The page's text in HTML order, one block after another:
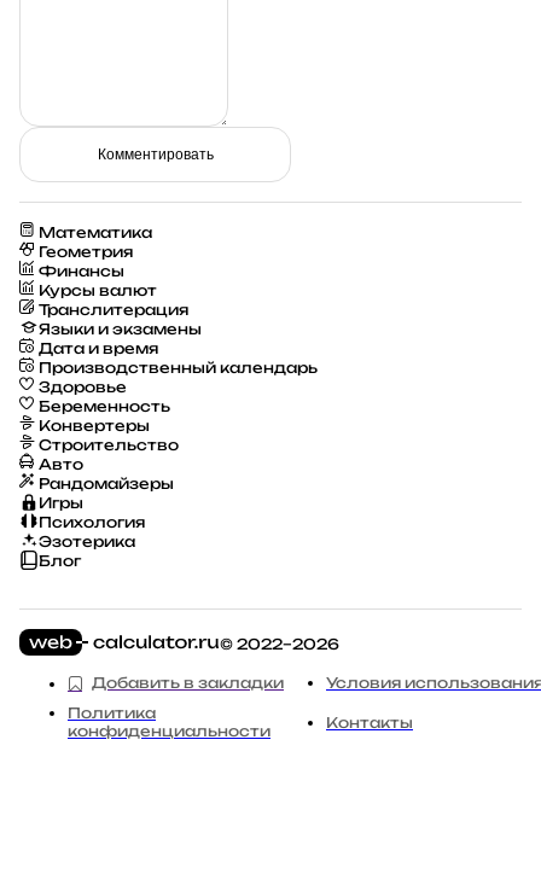
Комментировать
Математика
Геометрия
Финансы
Курсы валют
Транслитерация
Языки и экзамены
Дата и время
Производственный календарь
Здоровье
Беременность
Конвертеры
Строительство
Авто
Рандомайзеры
Игры
Психология
Эзотерика
Блог
© 2022–2026
Добавить в закладки
Условия
Политика
конфиденциальности
Контакты